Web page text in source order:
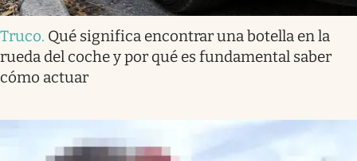
Truco. Qué significa encontrar una botella en la
rueda del coche y por qué es fundamental saber
cómo actuar